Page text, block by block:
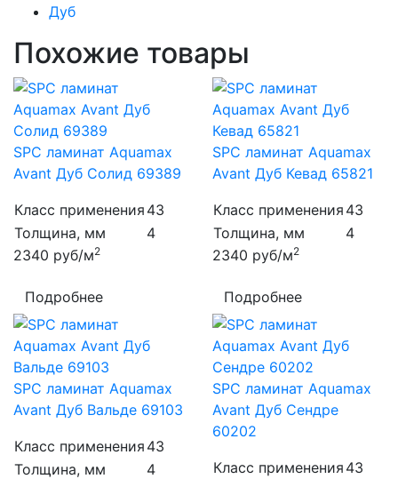
Дуб
Похожие товары
SPC ламинат Aquamax
Avant Дуб Солид 69389
Класс применения 43
Толщина, мм
4
2340 руб/м2
Подробнее
SPC ламинат Aquamax
Avant Дуб Кевад 65821
Класс применения 43
Толщина, мм
4
2340 руб/м2
Подробнее
SPC ламинат Aquamax
Avant Дуб Вальде 69103
Класс применения 43
Толщина, мм
4
SPC ламинат Aquamax
Avant Дуб Сендре
60202
Класс применения 43